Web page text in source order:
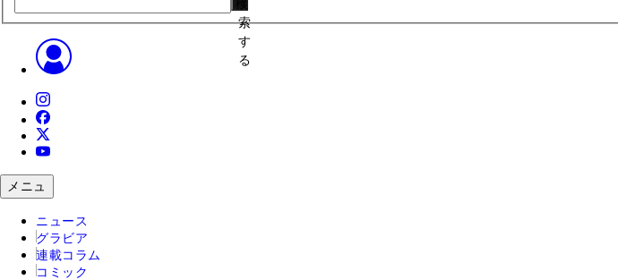
索
す
る
メニュ
ニュース
グラビア
連載コラム
コミック